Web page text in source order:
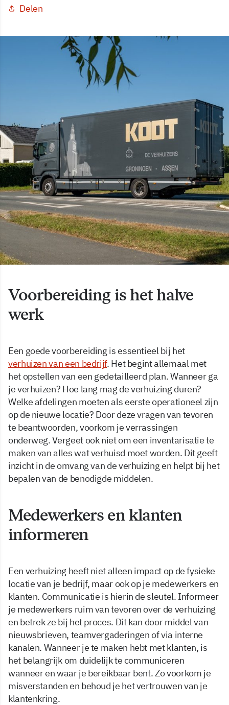
Delen
Voorbereiding is het halve
werk
Een goede voorbereiding is essentieel bij het
verhuizen van een bedrijf. Het begint allemaal met
het opstellen van een gedetailleerd plan. Wanneer ga
je verhuizen? Hoe lang mag de verhuizing duren?
Welke afdelingen moeten als eerste operationeel zijn
op de nieuwe locatie? Door deze vragen van tevoren
te beantwoorden, voorkom je verrassingen
onderweg. Vergeet ook niet om een inventarisatie te
maken van alles wat verhuisd moet worden. Dit geeft
inzicht in de omvang van de verhuizing en helpt bij het
bepalen van de benodigde middelen.
Medewerkers en klanten
informeren
Een verhuizing heeft niet alleen impact op de fysieke
locatie van je bedrijf, maar ook op je medewerkers en
klanten. Communicatie is hierin de sleutel. Informeer
je medewerkers ruim van tevoren over de verhuizing
en betrek ze bij het proces. Dit kan door middel van
nieuwsbrieven, teamvergaderingen of via interne
kanalen. Wanneer je te maken hebt met klanten, is
het belangrijk om duidelijk te communiceren
wanneer en waar je bereikbaar bent. Zo voorkom je
misverstanden en behoud je het vertrouwen van je
klantenkring.